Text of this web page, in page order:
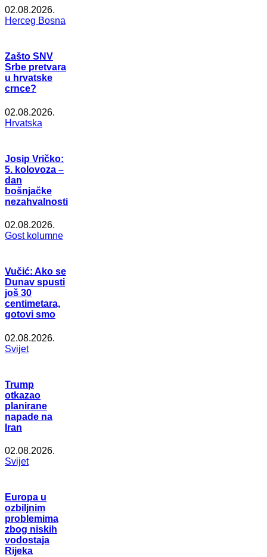
02.08.2026.
Herceg Bosna
Zašto SNV
Srbe pretvara
u hrvatske
crnce?
02.08.2026.
Hrvatska
Josip Vričko:
5. kolovoza –
dan
bošnjačke
nezahvalnosti
02.08.2026.
Gost kolumne
Vučić: Ako se
Dunav spusti
još 30
centimetara,
gotovi smo
02.08.2026.
Svijet
Trump
otkazao
planirane
napade na
Iran
02.08.2026.
Svijet
Europa u
ozbiljnim
problemima
zbog niskih
vodostaja
Rijeka